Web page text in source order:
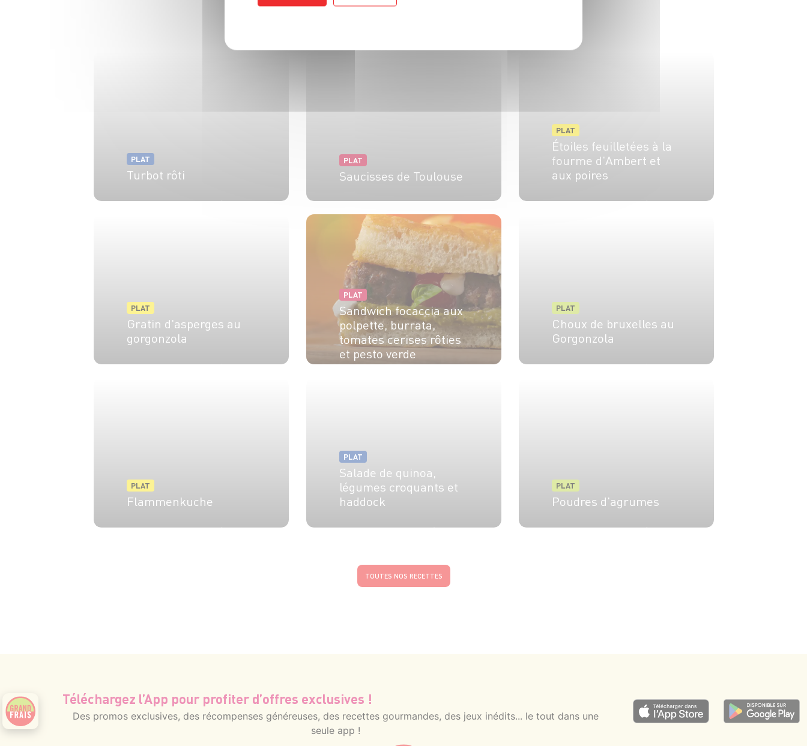
PLAT
Turbot rôti
PLAT
Saucisses de Toulouse
PLAT
Étoiles feuilletées à la
fourme d'Ambert et
aux poires
PLAT
Gratin d'asperges au
gorgonzola
PLAT
Sandwich focaccia aux
polpette, burrata,
tomates cerises rôties
et pesto verde
PLAT
Choux de bruxelles au
Gorgonzola
PLAT
Flammenkuche
PLAT
Salade de quinoa,
légumes croquants et
haddock
PLAT
Poudres d'agrumes
TOUTES NOS RECETTES
Téléchargez l’App pour profiter d’offres exclusives !
Des promos exclusives, des récompenses généreuses, des recettes gourmandes, des jeux inédits... le tout dans une
seule app !